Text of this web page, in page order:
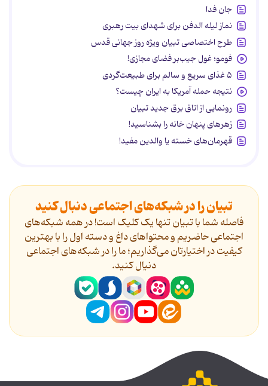
جان فدا
نماز لیله الدفن برای شهدای بیت رهبری
طرح اختصاصی تبیان ویژه روز جهانی قدس
فومو؛ غول جیب‌بر فضای مجازی!
۵ غذای سریع و سالم برای طبیعت‌گردی
نتیجه حمله آمریکا به ایران چیست؟
رونمایی از اتاق برق جدید تبیان
زهرهای پنهان خانه را بشناسید!
قهرمان‌های خسته یا والدین مفید!
تبیان را در شبکه‌های اجتماعی دنبال کنید
فاصله شما با تبیان تنها یک کلیک است! در همه شبکه‌های
اجتماعی حاضریم و محتواهای داغ و دسته اول را با بهترین
کیفیت در اختیارتان می‌گذاریم؛ ما را در شبکه‌های اجتماعی
دنیال کنید.